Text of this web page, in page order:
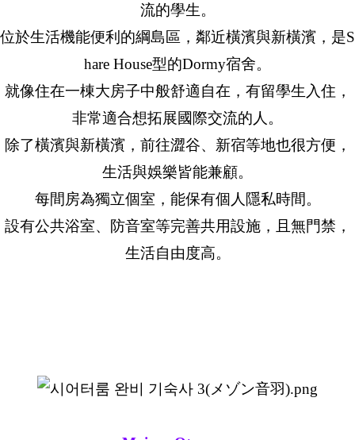
流的學生。
位於生活機能便利的綱島區，鄰近橫濱與新橫濱，是S
hare House型的Dormy宿舍。
就像住在一棟大房子中般舒適自在，有留學生入住，
非常適合想拓展國際交流的人。
除了橫濱與新橫濱，前往澀谷、新宿等地也很方便，
生活與娛樂皆能兼顧。
每間房為獨立個室，能保有個人隱私時間。
設有公共浴室、防音室等完善共用設施，且無門禁，
生活自由度高。